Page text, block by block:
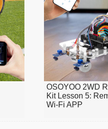
OSOYOO 2WD
Kit Lesson 5:
Wi-Fi APP